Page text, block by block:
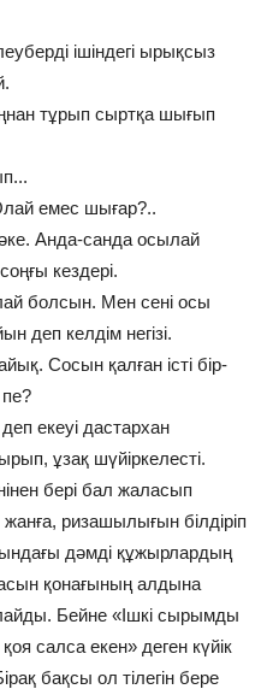
ішіндегі ырықсыз
тұрып сыртқа шығып
емес шығар?..
Анда-санда осылай
кездері.
болсын. Мен сені осы
деп келдім негізі.
Сосын қалған істі бір-
екеуі дастархан
ұзақ шүйіркелесті.
бері бал жаласып
ризашылығын білдіріп
дәмді құжырлардың
қонағының алдына
Бейне «Ішкі сырымды
салса екен» деген күйік
бақсы ол тілегін бере